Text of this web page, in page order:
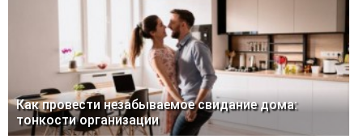
Как провести незабываемое свидание дома:
тонкости организации